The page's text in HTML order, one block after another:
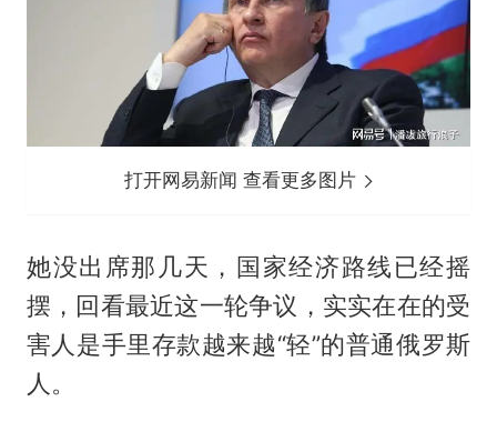
打开网易新闻 查看更多图片
她没出席那几天，国家经济路线已经摇
摆，回看最近这一轮争议，实实在在的受
害人是手里存款越来越“轻”的普通俄罗斯
人。